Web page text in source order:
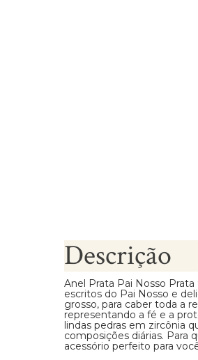
Descrição
Anel Prata Pai Nosso
escritos do Pai Nosso e
grosso, para caber toda a
representando a fé e a
lindas pedras em zircônia
composições diárias. Para
acessório perfeito para